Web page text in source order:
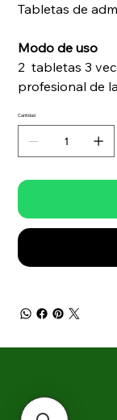
Tabletas de
Modo de uso
2 tabletas 3
profesional de
Cantidad